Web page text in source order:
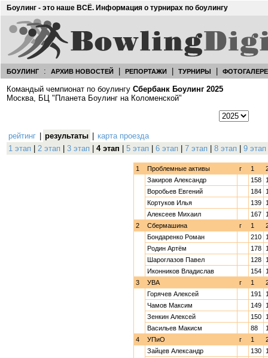
Боулинг - это наше ВСЁ. Информация о турнирах по боулингу
БОУЛИНГ : АРХИВ НОВОСТЕЙ РЕПОРТАЖИ ТУРНИРЫ
Командый чемпионат по боулингу Сбербанк Боулинг 2025
Москва, БЦ "Планета Боулинг на Коломенской"
рейтинг результаты
карта проезда
1 этап
2 этап 3 этап 4 этап 5 этап 6 этап 7 этап 8 этап 9 этап
1 Проблемные активы г 1
Закиров Александр
158
Воробьев Евгений
184
Кортуков Илья
139
Алексеев Михаил
167
2
Сбермашина г 1
Бондаренко Роман
210
Родин Артём
178
Шароглазов Павел
128
Иконников Владислав
154
3
УВА г 1
Горячев Алексей
191
Чамов Максим
149
Зенкин Алексей
150
Васильев Макисм
88
4
УПиО г 1
Зайцев Александр
130